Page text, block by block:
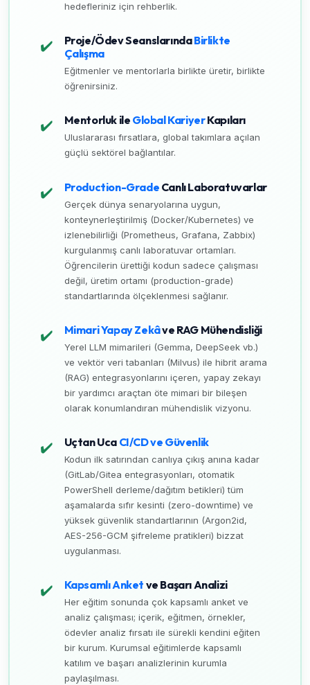
hedefleriniz için rehberlik.
✔️ Proje/Ödev SeanslarındaBirlikte
Çalışma
Eğitmenler ve mentorlarla birlikte üretir, birlikte
öğrenirsiniz.
✔️ Mentorluk ile Global KariyerKapıları
Uluslararası fırsatlara, global takımlara açılan
güçlü sektörel bağlantılar.
✔️ Production-Grade Canlı Laboratuvarlar
Gerçek dünya senaryolarına uygun,
konteynerleştirilmiş (Docker/Kubernetes) ve
izlenebilirliği (Prometheus, Grafana, Zabbix)
kurgulanmış canlı laboratuvar ortamları.
Öğrencilerin ürettiği kodun sadece çalışması
değil, üretim ortamı (production-grade)
standartlarında ölçeklenmesi sağlanır.
✔️ Mimari Yapay Zekâve RAG Mühendisliği
Yerel LLM mimarileri (Gemma, DeepSeek vb.)
ve vektör veri tabanları (Milvus) ile hibrit arama
(RAG) entegrasyonlarını içeren, yapay zekayı
bir yardımcı araçtan öte mimari bir bileşen
olarak konumlandıran mühendislik vizyonu.
✔️ Uçtan Uca CI/CD ve Güvenlik
Kodun ilk satırından canlıya çıkış anına kadar
(GitLab/Gitea entegrasyonları, otomatik
PowerShell derleme/dağıtım betikleri) tüm
aşamalarda sıfır kesinti (zero-downtime) ve
yüksek güvenlik standartlarının (Argon2id,
AES-256-GCM şifreleme pratikleri) bizzat
uygulanması.
✔️ Kapsamlı Anket ve Başarı Analizi
Her eğitim sonunda çok kapsamlı anket ve
analiz çalışması; içerik, eğitmen, örnekler,
ödevler analiz fırsatı ile sürekli kendini eğiten
bir kurum. Kurumsal eğitimlerde kapsamlı
katılım ve başarı analizlerinin kurumla
paylaşılması.